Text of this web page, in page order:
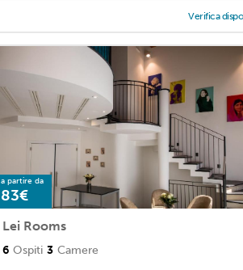
Verifica
a partire da
83€
Lei Rooms
6 Ospiti 3 Camere